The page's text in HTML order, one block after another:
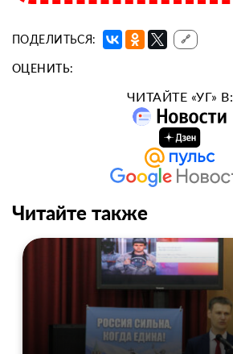
ПОДЕЛИТЬСЯ: 🔗
ОЦЕНИТЬ:
ЧИТАЙТЕ «УГ» В:
Читайте также